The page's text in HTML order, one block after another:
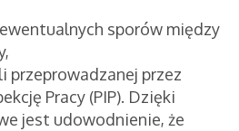
sporów między
przeprowadzanej przez
Pracy (PIP). Dzięki
jest udowodnienie, że